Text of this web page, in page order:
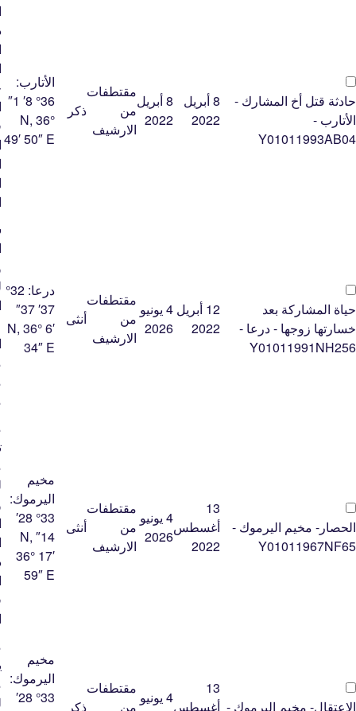
حادثة قتل أخ المشارك -
الأتارب -
Y01011993AB04
8 أبريل
2022
8 أبريل
2022
مقتطفات
من
الارشيف
ذكر
الأتارب:
36° 8′ 1″
N, 36°
49′ 50″ E
حياة المشاركة بعد
خسارتها زوجها - درعا -
Y01011991NH256
12 أبريل
2022
4 يونيو
2026
مقتطفات
من
الارشيف
أنثى
درعا:
32°
37′ 37″
N, 36° 6′
34″ E
الحصار- مخيم اليرموك -
Y01011967NF65
13
أغسطس
2022
4 يونيو
2026
مقتطفات
من
الارشيف
أنثى
مخيم
اليرموك:
33° 28′
14″ N,
36° 17′
59″ E
الاعتقال- مخيم اليرموك -
13
أغسطس
4 يونيو
مقتطفات
من
ذكر
مخيم
اليرموك:
33° 28′